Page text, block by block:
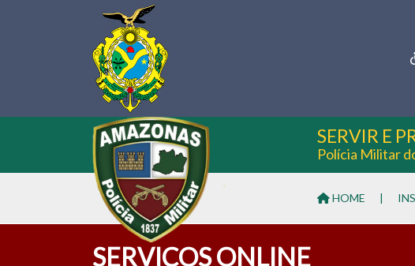
SERVIR E
Polícia Militar
HOME |
SERVIÇOS ONLINE